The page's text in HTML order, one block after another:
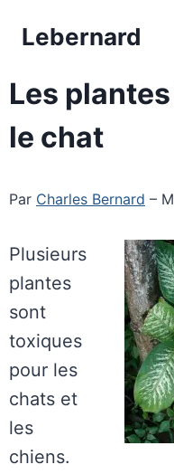
Lebernard
Les
le chat
Par Charles Bernard –
Plusieurs
plantes
sont
toxiques
pour les
chats et
les
chiens.